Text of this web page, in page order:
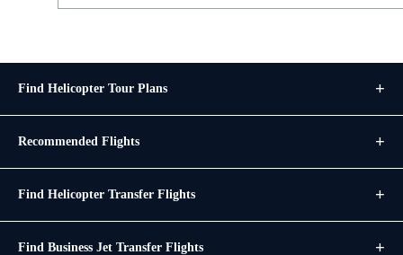
Find Helicopter Tour Plans
Recommended Flights
Find Helicopter Transfer Flights
Find Business Jet Transfer Flights